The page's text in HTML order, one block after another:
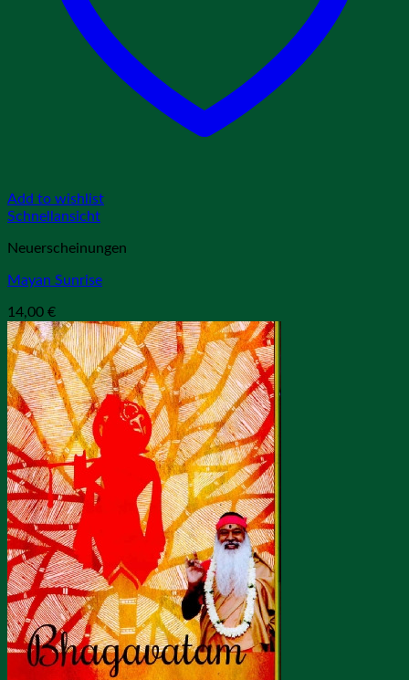
Add to wishlist
Schnellansicht
Neuerscheinungen
Mayan Sunrise
14,00 €